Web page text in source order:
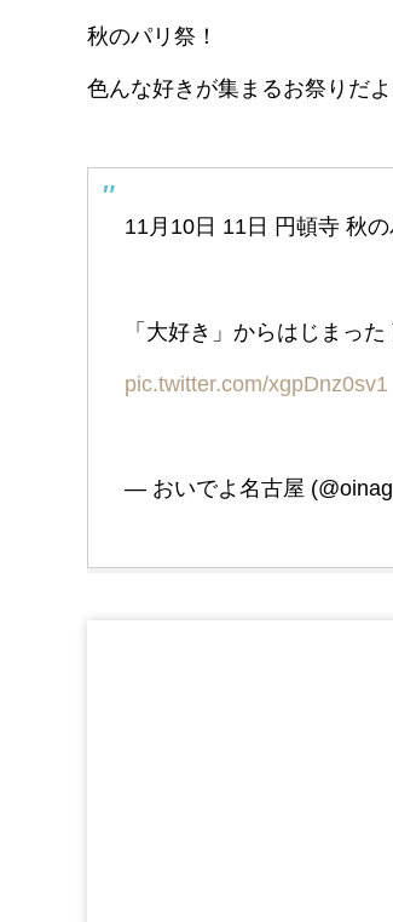
秋のパリ祭！
色んな好きが集まるお祭りだ
11月10日 11日 円頓寺 秋
「大好き」からはじまっ
pic.twitter.com/xgpDnz0sv1
— おいでよ名古屋